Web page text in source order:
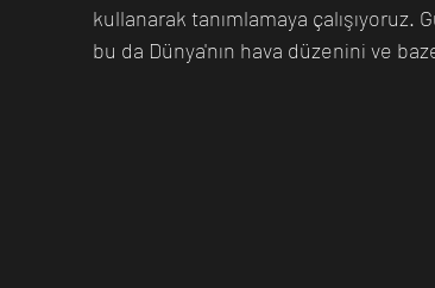
kullanarak tanımlamaya çalışıyoruz.
bu da Dünya'nın hava düzenini ve